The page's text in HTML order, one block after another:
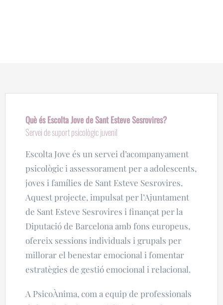
Què és Escolta Jove de Sant Esteve Sesrovires?
Servei de suport psicològic juvenil
Escolta Jove és un servei d’acompanyament
psicològic i assessorament per a adolescents,
joves i famílies de Sant Esteve Sesrovires.
Aquest projecte, impulsat per l’Ajuntament
de Sant Esteve Sesrovires i finançat per la
Diputació de Barcelona amb fons europeus,
ofereix sessions individuals i grupals per
millorar el benestar emocional i fomentar
estratègies de gestió emocional i relacional.
A PsicoÀnima, com a equip de professionals